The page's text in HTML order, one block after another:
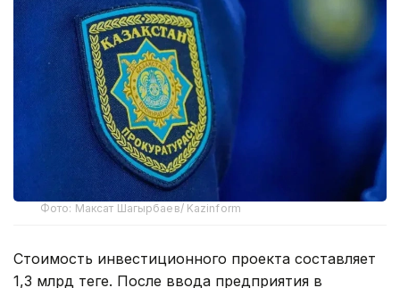
Фото: Максат Шагырбаев/ Kazinform
Стоимость инвестиционного проекта составляет
1,3 млрд теңге. После ввода предприятия в